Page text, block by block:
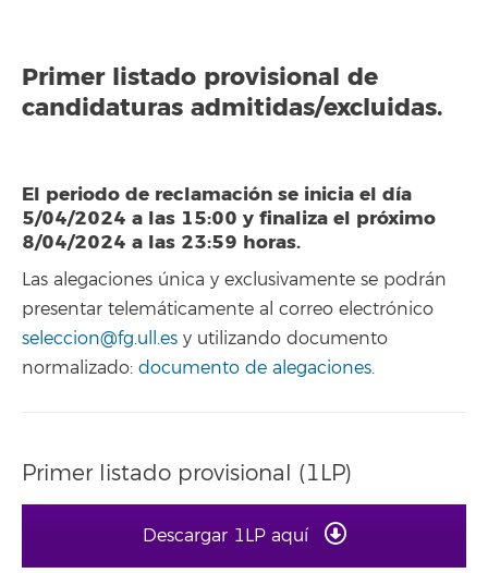
Primer listado provisional de
candidaturas admitidas/excluidas.
El periodo de reclamación se inicia el día
5/04/2024 a las 15:00 y finaliza el próximo
8/04/2024 a las 23:59 horas.
Las alegaciones única y exclusivamente se podrán
presentar telemáticamente al correo electrónico
seleccion@fg.ull.es y utilizando documento
normalizado: documento de alegaciones.
Primer listado provisional (1LP)
Descargar 1LP aquí